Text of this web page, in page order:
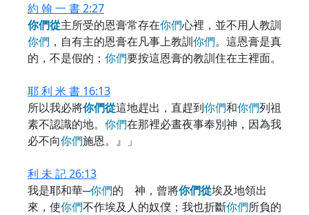
約 翰 一 書 2:27
你們從主所受的恩膏常存在你們心裡，並不用人教訓
你們 ，自有主的恩膏在凡事上教訓你們。這恩膏是真
的，不是假的； 你們要按這恩膏的教訓住在主裡面。
耶 利 米 書 16:13
所以我必將你們從這地趕出，直趕到你們和你們列祖
素不認識的地。 你們在那裡必晝夜事奉別神，因為我
必不向你們施恩。』」
利 未 記 26:13
我是耶和華─你們的 神，曾將你們從埃及地領出
來，使你們不作埃及人的奴僕；我也折斷你們所負的